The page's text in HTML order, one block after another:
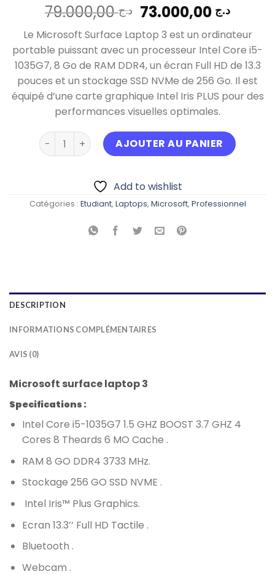
د.ج79.000,00 Le
prix
initial
était :
د.ج 79.000,00.
د.جLe
est :
Le Microsoft Surface Laptop 3 est un ordinateur
portable puissant avec un processeur Intel Core i5-
1035G7, 8 Go de RAM DDR4, un écran Full HD de 13.3
pouces et un stockage SSD NVMe de 256 Go. Il est
équipé d’une carte graphique Intel Iris PLUS pour des
performances visuelles optimales.
quantité de Microsoft surface laptop 3
AJOUTER AU PANIER
Add to wishlist
Catégories : Etudiant, Laptops, Microsoft, Professionnel
DESCRIPTION
INFORMATIONS COMPLÉMENTAIRES
AVIS (0)
Microsoft surface laptop 3
Specifications :
Intel Core i5-1035G7 1.5 GHZ BOOST 3.7 GHZ 4
Cores 8 Theards 6 MO Cache .
RAM 8 GO DDR4 3733 MHz.
Stockage 256 GO SSD NVME .
Intel Iris™ Plus Graphics.
Ecran 13.3’’ Full HD Tactile .
Bluetooth .
Webcam .